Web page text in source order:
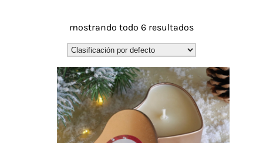
mostrando todo 6 resultados